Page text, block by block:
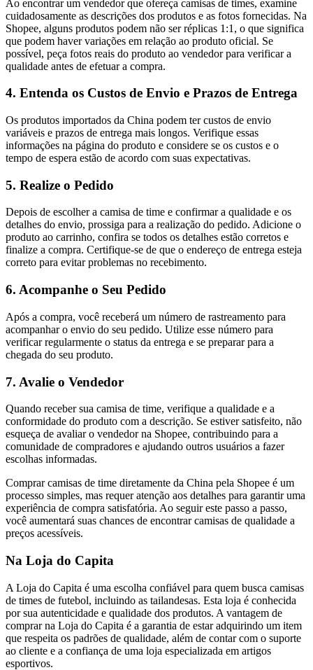
Ao encontrar um vendedor que ofereça camisas de times, examine
cuidadosamente as descrições dos produtos e as fotos fornecidas. Na
Shopee, alguns produtos podem não ser réplicas 1:1, o que significa
que podem haver variações em relação ao produto oficial. Se
possível, peça fotos reais do produto ao vendedor para verificar a
qualidade antes de efetuar a compra.
4. Entenda os Custos de Envio e Prazos de Entrega
Os produtos importados da China podem ter custos de envio
variáveis e prazos de entrega mais longos. Verifique essas
informações na página do produto e considere se os custos e o
tempo de espera estão de acordo com suas expectativas.
5. Realize o Pedido
Depois de escolher a camisa de time e confirmar a qualidade e os
detalhes do envio, prossiga para a realização do pedido. Adicione o
produto ao carrinho, confira se todos os detalhes estão corretos e
finalize a compra. Certifique-se de que o endereço de entrega esteja
correto para evitar problemas no recebimento.
6. Acompanhe o Seu Pedido
Após a compra, você receberá um número de rastreamento para
acompanhar o envio do seu pedido. Utilize esse número para
verificar regularmente o status da entrega e se preparar para a
chegada do seu produto.
7. Avalie o Vendedor
Quando receber sua camisa de time, verifique a qualidade e a
conformidade do produto com a descrição. Se estiver satisfeito, não
esqueça de avaliar o vendedor na Shopee, contribuindo para a
comunidade de compradores e ajudando outros usuários a fazer
escolhas informadas.
Comprar camisas de time diretamente da China pela Shopee é um
processo simples, mas requer atenção aos detalhes para garantir uma
experiência de compra satisfatória. Ao seguir este passo a passo,
você aumentará suas chances de encontrar camisas de qualidade a
preços acessíveis.
Na Loja do Capita
A Loja do Capita é uma escolha confiável para quem busca camisas
de times de futebol, incluindo as tailandesas. Esta loja é conhecida
por sua autenticidade e qualidade dos produtos. A vantagem de
comprar na Loja do Capita é a garantia de estar adquirindo um item
que respeita os padrões de qualidade, além de contar com o suporte
ao cliente e a confiança de uma loja especializada em artigos
esportivos.